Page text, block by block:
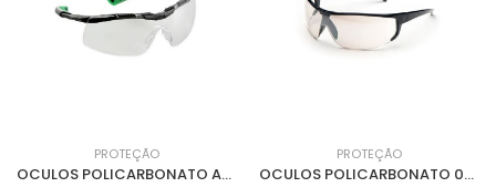
PROTEÇÃO
OCULOS POLICARBONATO ANTI.EMB+ RAIOS UV 0301017
PROTEÇÃO
OCULOS POLICARBONATO 0301008